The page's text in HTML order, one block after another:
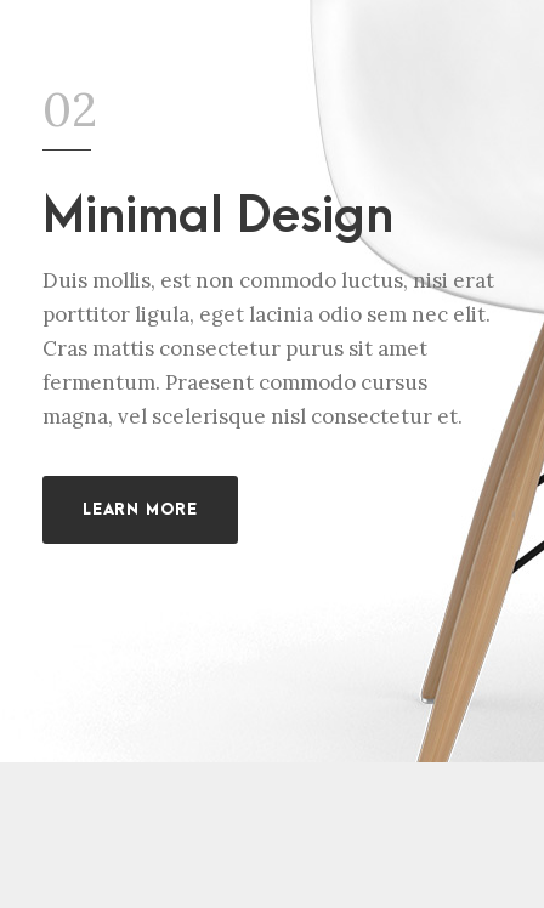
02
Minimal Design
Duis mollis, est non commodo luctus, nisi erat
porttitor ligula, eget lacinia odio sem nec elit.
Cras mattis consectetur purus sit amet
fermentum. Praesent commodo cursus
magna, vel scelerisque nisl consectetur et.
LEARN MORE